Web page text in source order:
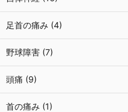
足首の痛み (4)
野球障害 (7)
頭痛 (9)
首の痛み (1)